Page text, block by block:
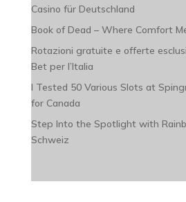
Casino für Deutschland
Book of Dead – Where Comfort
Rotazioni gratuite e offerte
Bet per l’Italia
I Tested 50 Various Slots at
for Canada
Step Into the Spotlight with
Schweiz